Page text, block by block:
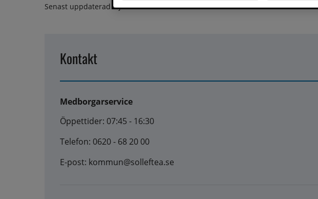
Senast uppdaterad 4 juni 2025
Kontakt
Medborgarservice
Öppettider: 07:45 - 16:30
Telefon: 0620 - 68 20 00
E-post: kommun@solleftea.se